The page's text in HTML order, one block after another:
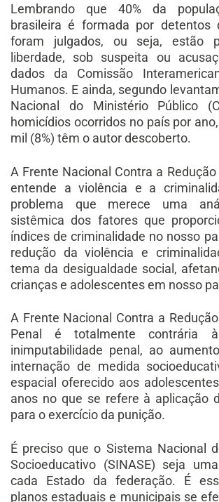
Lembrando que 40% da
brasileira é formada por detentos
foram julgados, ou seja, estão
liberdade, sob suspeita ou
dados da Comissão
Humanos. E ainda, segundo
Nacional do Ministério Público
homicídios ocorridos no país por
mil (8%) têm o autor descoberto.
A Frente Nacional Contra a
entende a violência e a
problema que merece uma
sistêmica dos fatores que
índices de criminalidade no nosso
redução da violência e
tema da desigualdade social,
crianças e adolescentes em nosso
A Frente Nacional Contra a
Penal é totalmente contrária
inimputabilidade penal, ao
internação de medida
espacial oferecido aos
anos no que se refere à aplicação
para o exercício da punição.
É preciso que o Sistema Nacional
Socioeducativo (SINASE) seja
cada Estado da federação. É
planos estaduais e municipais se